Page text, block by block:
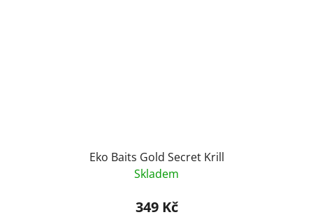
Eko Baits Gold Secret Krill
Skladem
349 Kč